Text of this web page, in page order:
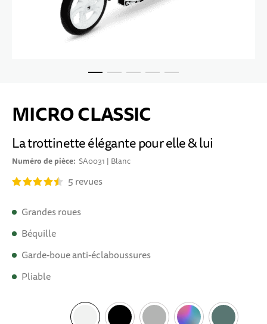
MICRO CLASSIC
La trottinette élégante pour elle & lui
Numéro de pièce SA0031 | Blanc
5 revues
Grandes roues
Béquille
Garde-boue anti-éclaboussures
Pliable